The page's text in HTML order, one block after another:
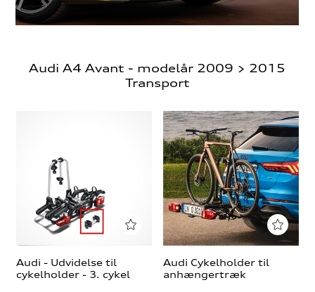
Audi A4 Avant - modelår 2009 > 2015
Transport
Audi - Udvidelse til
cykelholder - 3. cykel
Audi Cykelholder til
anhængertræk